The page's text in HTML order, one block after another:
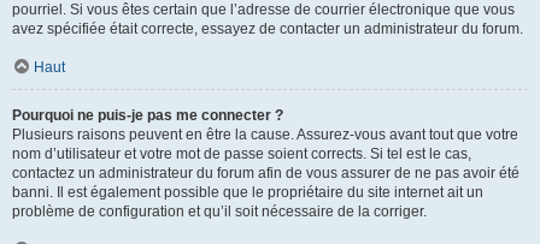
pourriel. Si vous êtes certain que l’adresse de courrier électronique que vous
avez spécifiée était correcte, essayez de contacter un administrateur du forum.
Haut
Pourquoi ne puis-je pas me connecter ?
Plusieurs raisons peuvent en être la cause. Assurez-vous avant tout que votre
nom d’utilisateur et votre mot de passe soient corrects. Si tel est le cas,
contactez un administrateur du forum afin de vous assurer de ne pas avoir été
banni. Il est également possible que le propriétaire du site internet ait un
problème de configuration et qu’il soit nécessaire de la corriger.